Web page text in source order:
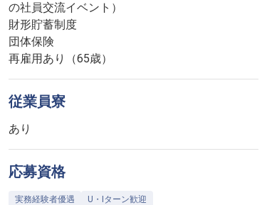
の社員交流イベント）
財形貯蓄制度
団体保険
再雇用あり（65歳）
従業員寮
あり
応募資格
実務経験者優遇 U・Iターン歓迎